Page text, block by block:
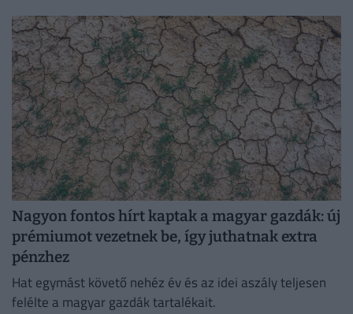
Nagyon fontos hírt kaptak a magyar gazdák: új
prémiumot vezetnek be, így juthatnak extra
pénzhez
Hat egymást követő nehéz év és az idei aszály teljesen
felélte a magyar gazdák tartalékait.